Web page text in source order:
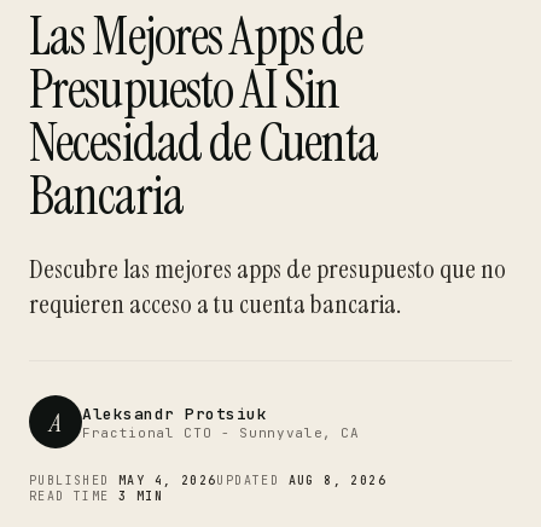
Las Mejores Apps de
Presupuesto AI Sin
Necesidad de Cuenta
Bancaria
Descubre las mejores apps de presupuesto que no
requieren acceso a tu cuenta bancaria.
A Aleksandr Protsiuk
Fractional CTO - Sunnyvale, CA
PUBLISHED MAY 4, 2026UPDATED AUG 8, 2026
READ TIME 3 MIN